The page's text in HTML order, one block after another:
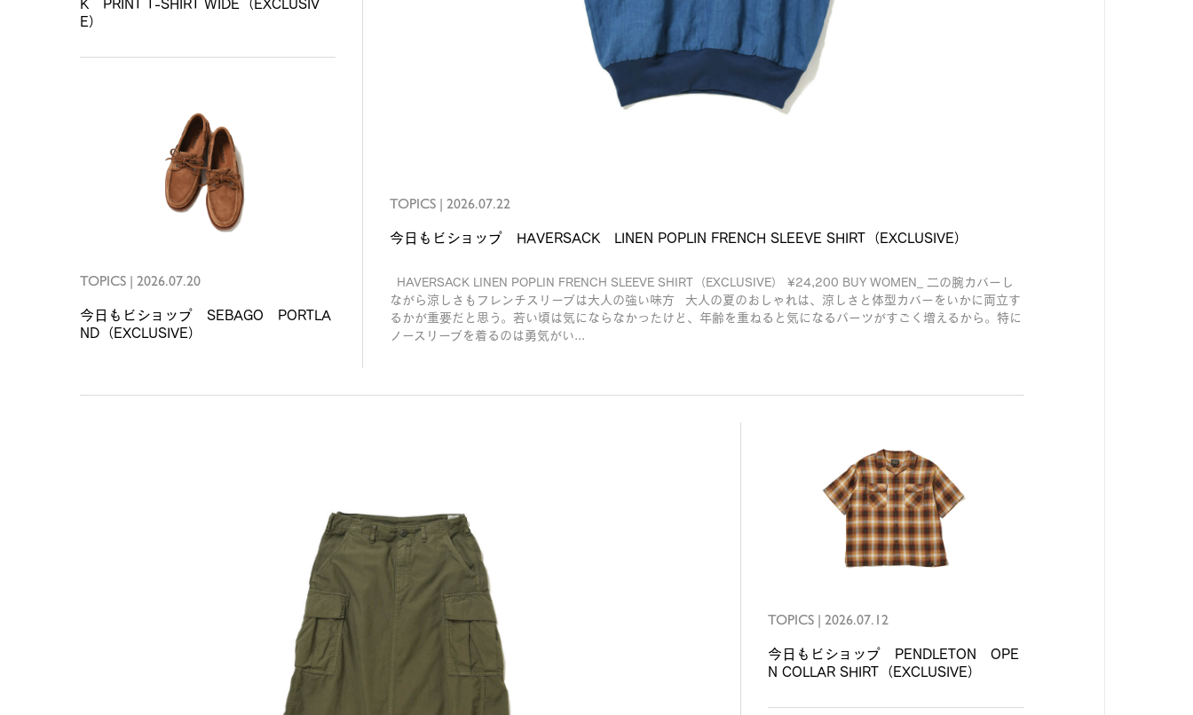
K PRINT T-SHIRT WIDE（EXCLUSIV
E）
TOPICS |2026.07.22
今日もビショップ HAVERSACK LINEN POPLIN FRENCH SLEEVE SHIRT（EXCLUSIVE）
HAVERSACK LINEN POPLIN FRENCH SLEEVE SHIRT（EXCLUSIVE） ¥24,200 BUY WOMEN_ 二の腕カバーし
ながら涼しさもフレンチスリーブは大人の強い味方 大人の夏のおしゃれは、涼しさと体型カバーをいかに両立す
るかが重要だと思う。若い頃は気にならなかったけど、年齢を重ねると気になるパーツがすごく増えるから。特に
ノースリーブを着るのは勇気がい...
TOPICS | 2026.07.20
今日もビショップ SEBAGO PORTLA
ND（EXCLUSIVE）
TOPICS| 2026.07.12
今日もビショップ PENDLETON OPE
N COLLAR SHIRT（EXCLUSIVE）